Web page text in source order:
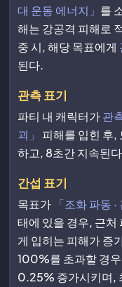
대 운동 에너지」 를
해는 강공격 피해로
중 시, 해당 목표에게
된다.
관측 표기
파티 내 캐릭터가관
괴」
피해를 입힌 후,
하고, 8초간 지속된
간섭 표기
목표가 「조화 파동 ·
태에 있을 경우, 근처
게 입히는 피해가 증
100%를 초과할 경
0.25% 증가시키며,